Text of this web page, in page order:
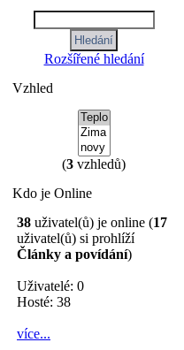
Rozšířené hledání
Vzhled
(3 vzhledů)
Kdo je Online
38 uživatel(ů) je online (17
uživatel(ů) si prohlíží
Články a povídání)
Uživatelé: 0
Hosté: 38
více...